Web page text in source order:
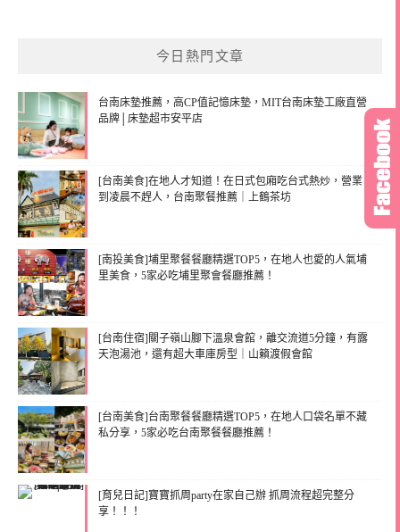
今日熱門文章
台南床墊推薦，高CP值記憶床墊，MIT台南床墊工廠直營
品牌│床墊超市安平店
[台南美食]在地人才知道！在日式包廂吃台式熱炒，營業
到凌晨不趕人，台南聚餐推薦｜上鶴茶坊
[南投美食]埔里聚餐餐廳精選TOP5，在地人也愛的人氣埔
里美食，5家必吃埔里聚會餐廳推薦！
[台南住宿]關子嶺山腳下溫泉會館，離交流道5分鐘，有露
天泡湯池，還有超大車庫房型｜山籟渡假會館
[台南美食]台南聚餐餐廳精選TOP5，在地人口袋名單不藏
私分享，5家必吃台南聚餐餐廳推薦！
[育兒日記]寶寶抓周party在家自己辦 抓周流程超完整分
享！！！